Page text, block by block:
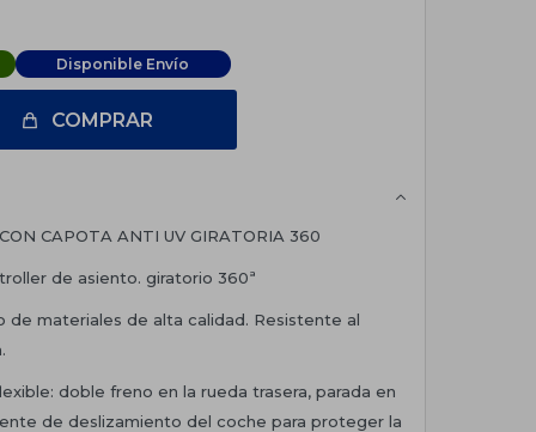
Disponible Envío
COMPRAR
CAPOTA ANTI UV GIRATORIA 360
de asiento. giratorio 360ª
de materiales de alta calidad. Resistente al
doble freno en la rueda trasera, parada en
de deslizamiento del coche para proteger la